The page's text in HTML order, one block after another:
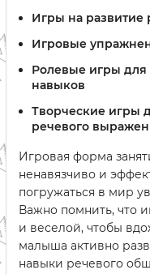
Игры на развитие
Игровые
Ролевые игры
навыков
Творческие игры
речевого
Игровая форма
ненавязчиво и
погружаться в мир
Важно помнить, что
и веселой, чтобы
малыша активно
навыки речевого